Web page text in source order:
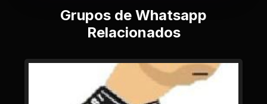
Grupos de Whatsapp
Relacionados